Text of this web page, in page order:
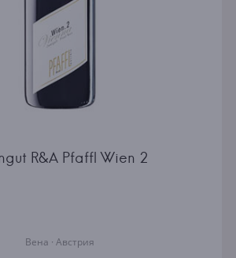
R&A Pfaffl Wien 2
Вена · Австрия